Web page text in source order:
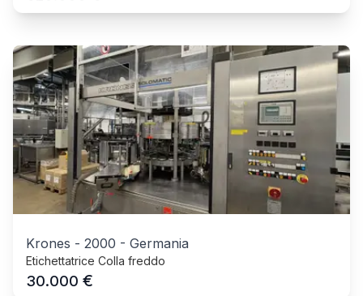
Krones - 2000 - Germania
Etichettatrice Colla freddo
30.000 €